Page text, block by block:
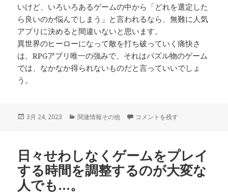
いけど、いろいろあるゲームの中から「どれを選定した
ら良いのか悩んでしまう」と言われるなら、無難に人気
アプリに決めると間違いないと思います。
異世界のヒーローになって敵を打ち破っていく痛快さ
は、RPGアプリ唯一の強みで、それはパズル物のゲーム
では、なかなか得られないものだと言っていいでしょ
う。
投
3月 24, 2023
カ
関連情報その他 通勤電車に乗っている間だけス
コメントを残す
日々せわしなくゲームをプレイ
する時間を調整するのが大変な
人でも…。